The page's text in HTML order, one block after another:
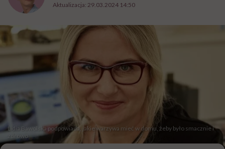
Aktualizacja: 29.03.2024 14:50
Lidia Bawolska podpowiada, jakie warzywa mieć w domu, żeby było smacznie i
zdrowo